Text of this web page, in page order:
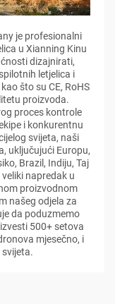
je profesionalni
u Xianning Kinu
dizajnirati,
letjelica i
što su CE, RoHS
proizvoda.
proces kontrole
i konkurentnu
svijeta, naši
uključujući Europu,
Brazil, Indiju, Taj
napredak u
proizvodnom
našeg odjela za
da poduzmemo
500+ setova
mjesečno, i